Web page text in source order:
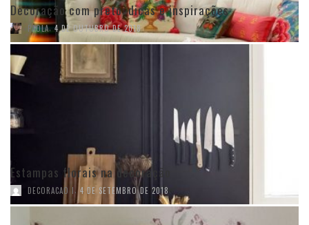
Decoração com preto: dicas e inspirações
PAOLA, 4 DE OUTUBRO DE 2018
Estampas florais na decoração
DECORACAO I 4 DE SETEMBRO DE 2018